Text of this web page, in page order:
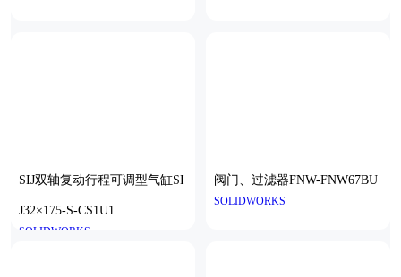
SIJ双轴复动行程可调型气缸SI
J32×175-S-CS1U1
SOLIDWORKS
阀门、过滤器FNW-FNW67BU
SOLIDWORKS